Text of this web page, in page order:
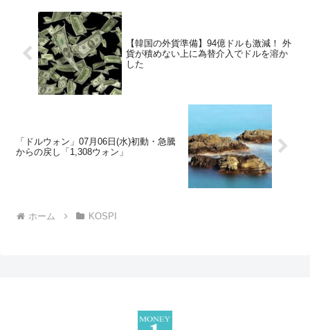
【韓国の外貨準備】94億ドルも激減！ 外
貨が積めない上に為替介入でドルを溶か
した
「ドルウォン」07月06日(水)初動・急騰
からの戻し「1,308ウォン」
ホーム KOSPI